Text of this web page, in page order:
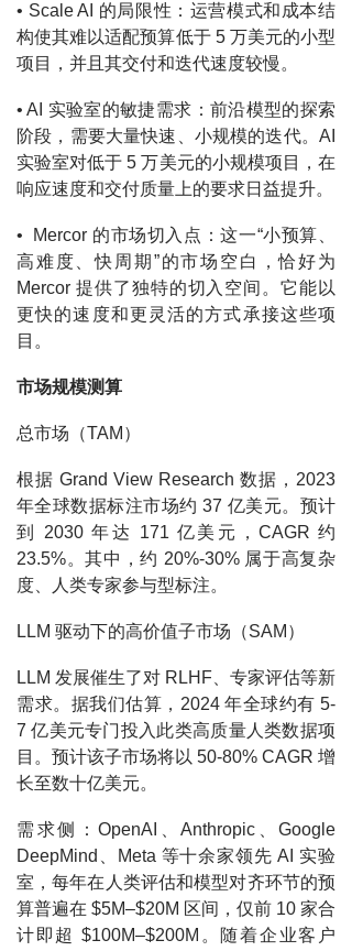
• Scale AI 的局限性：运营模式和成本结
构使其难以适配预算低于 5 万美元的小型
项目，并且其交付和迭代速度较慢。
• AI 实验室的敏捷需求：前沿模型的探索
阶段，需要大量快速、小规模的迭代。AI
实验室对低于 5 万美元的小规模项目，在
响应速度和交付质量上的要求日益提升。
• Mercor 的市场切入点：这一“小预算、
高难度、快周期”的市场空白，恰好为
Mercor 提供了独特的切入空间。它能以
更快的速度和更灵活的方式承接这些项
目。
市场规模测算
总市场（TAM）
根据 Grand View Research 数据，2023
年全球数据标注市场约 37 亿美元。预计
到 2030 年达 171 亿美元，CAGR 约
23.5%。其中，约 20%-30% 属于高复杂
度、人类专家参与型标注。
LLM 驱动下的高价值子市场（SAM）
LLM 发展催生了对 RLHF、专家评估等新
需求。据我们估算，2024 年全球约有 5-
7 亿美元专门投入此类高质量人类数据项
目。预计该子市场将以 50-80% CAGR 增
长至数十亿美元。
需求侧：OpenAI、Anthropic、Google
DeepMind、Meta 等十余家领先 AI 实验
室，每年在人类评估和模型对齐环节的预
算普遍在 $5M–$20M 区间，仅前 10 家合
计即超 $100M–$200M。随着企业客户